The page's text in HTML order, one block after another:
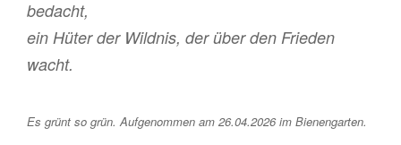
bedacht,
ein Hüter der Wildnis, der über den Frieden
wacht.
Es grünt so grün. Aufgenommen am 26.04.2026 im Bienengarten.